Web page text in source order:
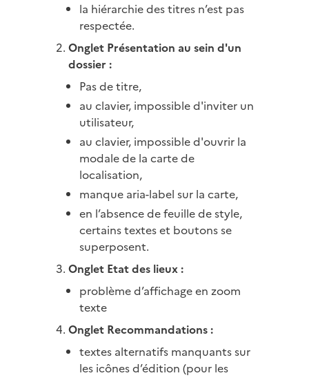
la hiérarchie des titres n’est pas
respectée.
Onglet Présentation au sein d'un
dossier :
Pas de titre,
au clavier, impossible d'inviter un
utilisateur,
au clavier, impossible d'ouvrir la
modale de la carte de
localisation,
manque aria-label sur la carte,
en l’absence de feuille de style,
certains textes et boutons se
superposent.
Onglet Etat des lieux :
problème d’affichage en zoom
texte
Onglet Recommandations :
textes alternatifs manquants sur
les icônes d’édition (pour les